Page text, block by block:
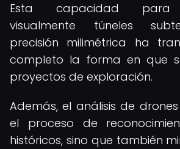
Esta capacidad para
visualmente túneles
precisión milimétrica ha
completo la forma en que
proyectos de exploración.
Además, el análisis de
el proceso de
históricos, sino que también